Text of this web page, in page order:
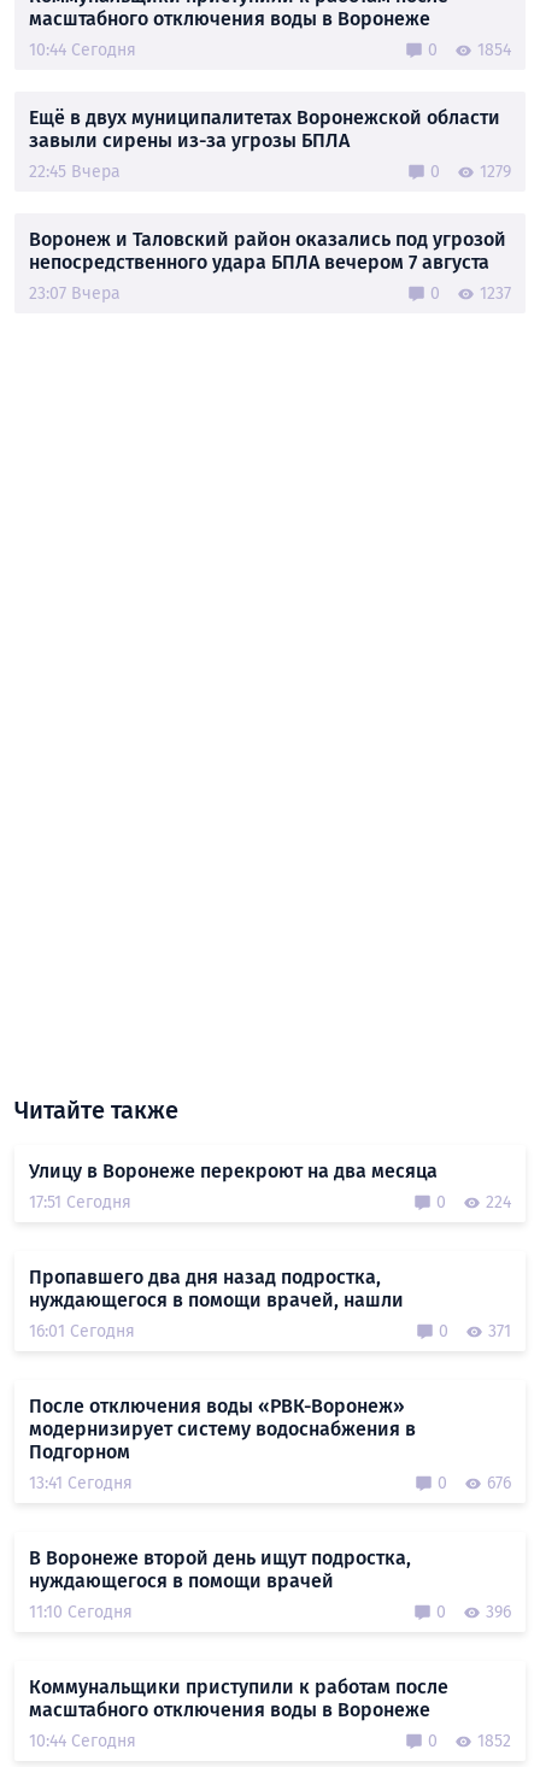
масштабного отключения воды в Воронеже
10:44 Сегодня 0 1854
Ещё в двух муниципалитетах Воронежской области
завыли сирены из-за угрозы БПЛА
22:45 Вчера 0 1279
Воронеж и Таловский район оказались под угрозой
непосредственного удара БПЛА вечером 7 августа
23:07 Вчера 0 1237
Читайте также
Улицу в Воронеже перекроют на два месяца
17:51 Сегодня 0 224
Пропавшего два дня назад подростка,
нуждающегося в помощи врачей, нашли
16:01 Сегодня 0 371
После отключения воды «РВК-Воронеж»
модернизирует систему водоснабжения в
Подгорном
13:41 Сегодня 0 676
В Воронеже второй день ищут подростка,
нуждающегося в помощи врачей
11:10 Сегодня 0 396
Коммунальщики приступили к работам после
масштабного отключения воды в Воронеже
10:44 Сегодня 0 1852